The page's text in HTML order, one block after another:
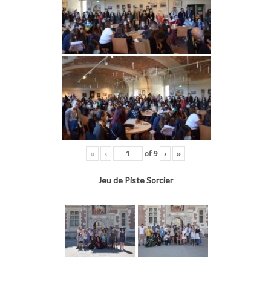
« ‹ of9 › »
Jeu de Piste Sorcier